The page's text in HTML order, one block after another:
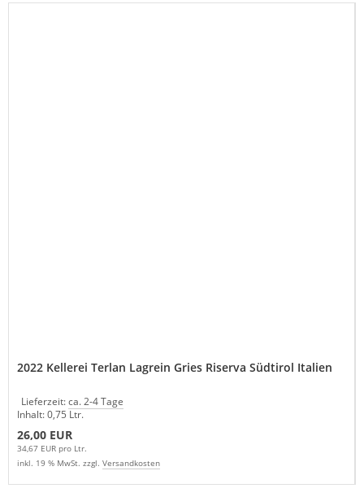
2022 Kellerei Terlan Lagrein Gries Riserva Südtirol Italien
Lieferzeit:ca. 2-4 Tage
Inhalt: 0,75 Ltr.
26,00 EUR
34,67 EUR pro Ltr.
inkl. 19 % MwSt. zzgl. Versandkosten